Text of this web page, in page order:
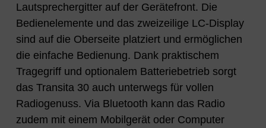
Lautsprechergitter auf der Gerätefront. Die
Bedienelemente und das zweizeilige LC-Display
sind auf die Oberseite platziert und ermöglichen
die einfache Bedienung. Dank praktischem
Tragegriff und optionalem Batteriebetrieb sorgt
das Transita 30 auch unterwegs für vollen
Radiogenuss. Via Bluetooth kann das Radio
zudem mit einem Mobilgerät oder Computer